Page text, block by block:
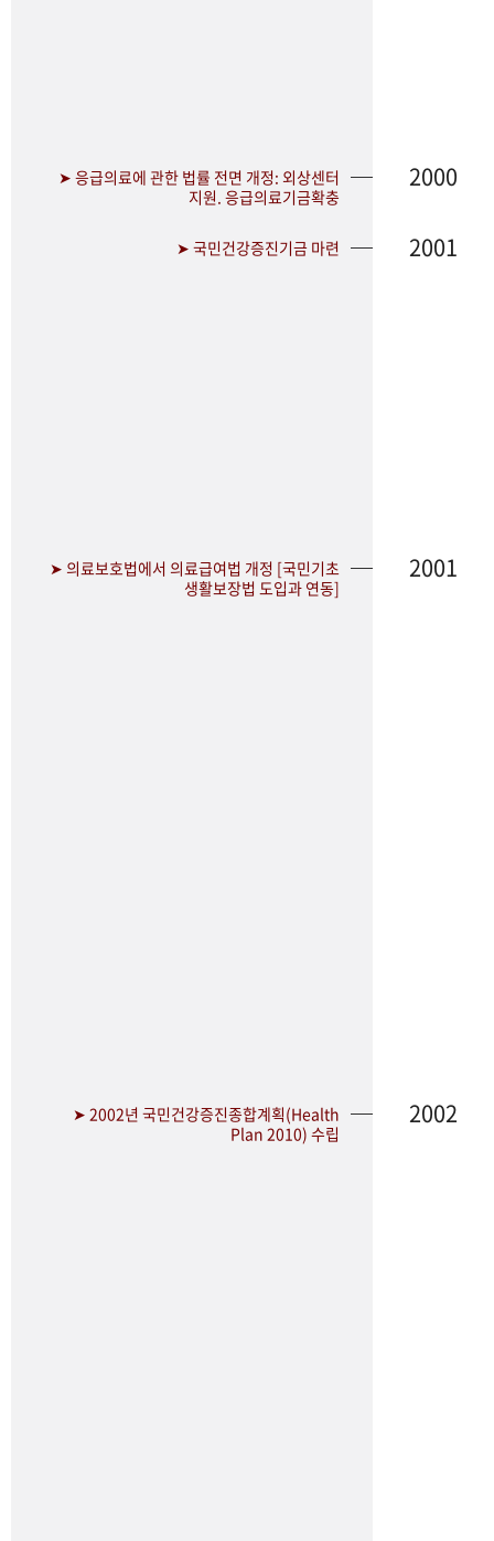
➤ 응급의료에 관한 법률 전면 개정: 외상센터
지원. 응급의료기금확충
2000
➤ 국민건강증진기금 마련 2001
➤ 의료보호법에서 의료급여법 개정 [국민기초
생활보장법 도입과 연동]
2001
➤ 2002년 국민건강증진종합계획(Health
Plan 2010) 수립
2002